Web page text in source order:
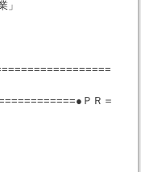
ＰＲ＝